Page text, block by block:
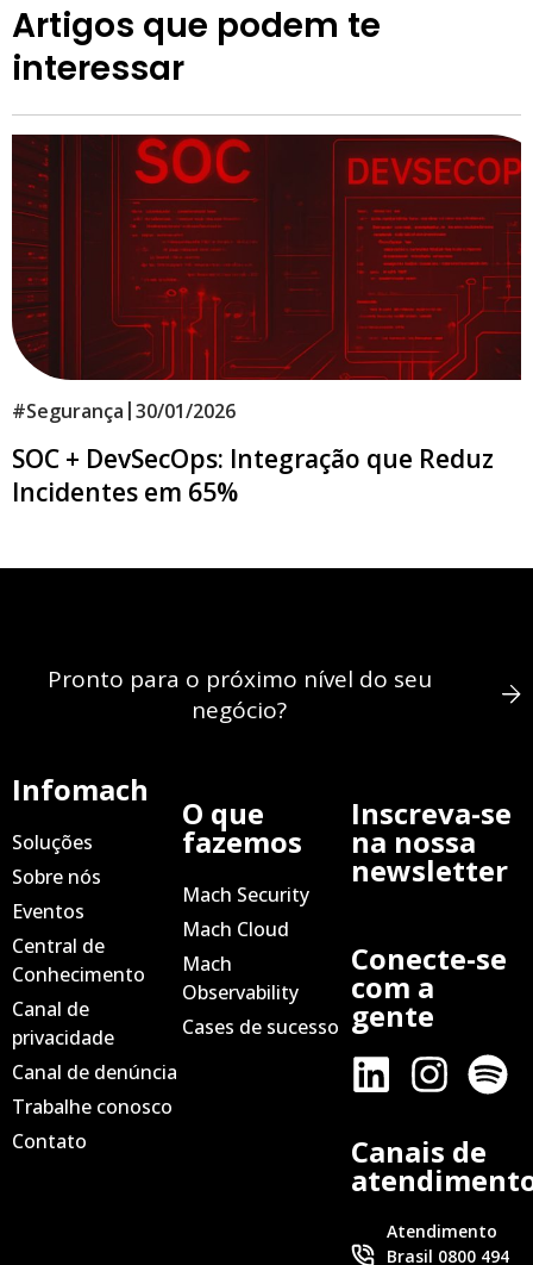
Artigos que podem te
interessar
#Segurança |30/01/2026
SOC + DevSecOps: Integração que Reduz
Incidentes em 65%
Pronto para o próximo nível do seu
negócio?
Infomach
Soluções
Sobre nós
Eventos
Central de
Conhecimento
Canal de
privacidade
Canal de denúncia
Trabalhe conosco
Contato
O que
fazemos
Mach Security
Mach Cloud
Mach
Observability
Cases de sucesso
Inscreva-se
na nossa
newsletter
Conecte-se
com a
gente
Canais de
Atendimento
Brasil 0800 494